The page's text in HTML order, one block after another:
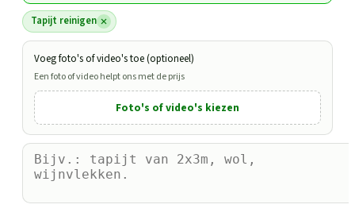
Tapijt reinigen
Voeg foto's of video's toe (optioneel)
Een foto of video helpt ons met de prijs
Foto's of video's kiezen